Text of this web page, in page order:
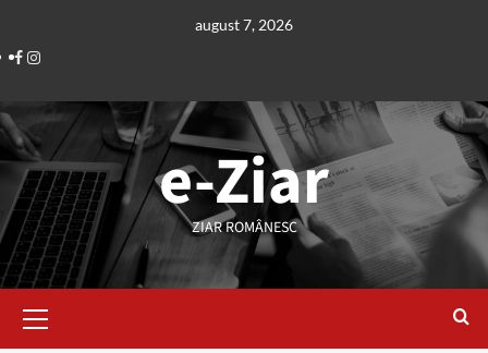
content
august 7, 2026
Facebook
Instagram
e-Ziar
ZIAR ROMÂNESC
Menu